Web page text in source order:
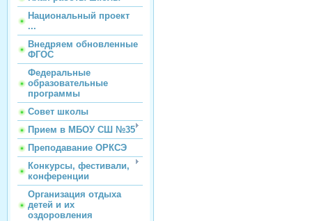
Национальный проект
...
Внедряем обновленные
ФГОС
Федеральные
образовательные
программы
Совет школы
Прием в МБОУ СШ №35
Преподавание ОРКСЭ
Конкурсы, фестивали,
конференции
Организация отдыха
детей и их
оздоровления